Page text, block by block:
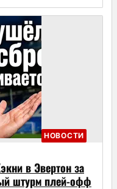
НОВОСТИ
в Эвертон за
штурм плей-офф